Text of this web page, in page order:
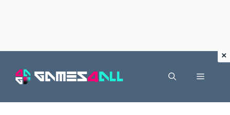
Menu